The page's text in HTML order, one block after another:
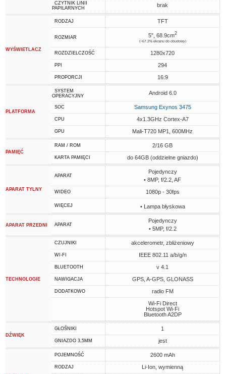
CZYTNIK LINII
PAPILARNYCH
brak
WYŚWIETLACZ
RODZAJ TFT
ROZMIAR 5", 68.9cm2
(~67.2% ekranu do obudowy)
ROZDZIELCZOŚĆ 1280x720
PPI 294
PROPORCJI 16:9
PLATFORMA
SYSTEM
OPERACYJNY
Android 6.0
SOC Samsung Exynos 3475
CPU 4x1.3GHz Cortex-A7
GPU Mali-T720 MP1, 600MHz
PAMIĘĆ
RAM / ROM 2/16 GB
KARTA PAMIĘCI do 64GB (oddzielne gniazdo)
APARAT TYLNY
APARAT
Pojedynczy
• 8MP, f/2.2, AF
WIDEO 1080p - 30fps
WIĘCEJ • Lampa błyskowa
APARAT PRZEDNI APARAT
Pojedynczy
• 5MP, f/2.2
TECHNOLOGIE
CZUJNIKI akcelerometr, zbliżeniowy
WI-FI IEEE 802.11 a/b/g/n
BLUETOOTH v 4.1
NAWIGACJA GPS, A-GPS, GLONASS
DODATKOWO
radio FM
Wi-Fi Direct
Hotspot Wi-Fi
Bluetooth A2DP
DŹWIĘK
GŁOŚNIKI 1
GNIAZDO 3,5MM jest
POJEMNOŚĆ 2600 mAh
RODZAJ Li-Ion, wymienną